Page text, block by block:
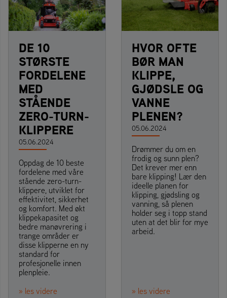
DE 10
STØRSTE
FORDELENE
MED
STÅENDE
ZERO-TURN-
KLIPPERE
05.06.2024
Oppdag de 10 beste
fordelene med våre
stående zero-turn-
klippere, utviklet for
effektivitet, sikkerhet
og komfort. Med økt
klippekapasitet og
bedre manøvrering i
trange områder er
disse klipperne en ny
standard for
profesjonelle innen
plenpleie.
» les videre
HVOR OFTE
BØR MAN
KLIPPE,
GJØDSLE OG
VANNE
PLENEN?
05.06.2024
Drømmer du om en
frodig og sunn plen?
Det krever mer enn
bare klipping! Lær den
ideelle planen for
klipping, gjødsling og
vanning, så plenen
holder seg i topp stand
uten at det blir for mye
arbeid.
» les videre